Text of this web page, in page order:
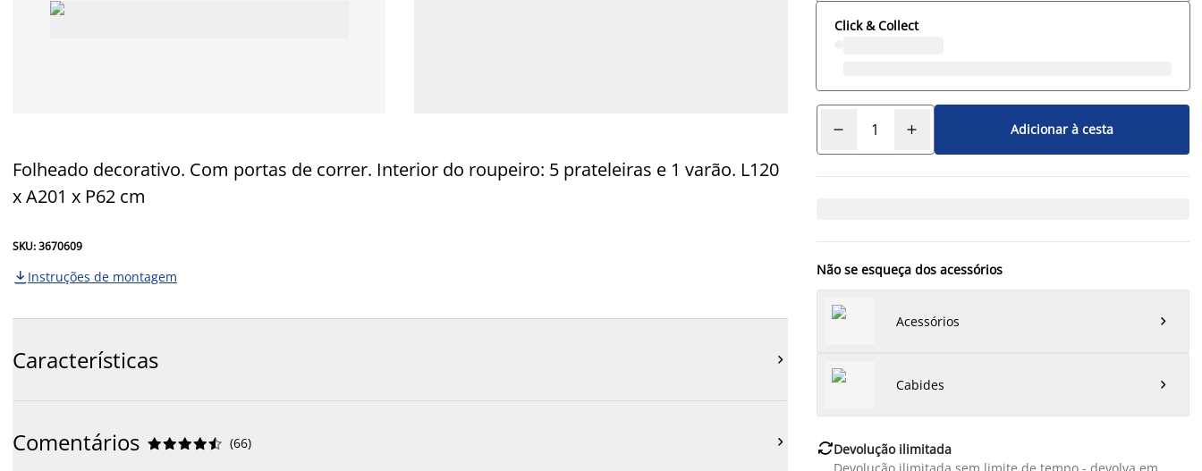
Folheado decorativo. Com portas de correr. Interior do roupeiro: 5 prateleiras e 1 varão. L120
x A201 x P62 cm
SKU: 3670609
 Instruções de montagem
Características 
Comentários 




 (66) 
Click & Collect
Adicionar à cesta
Não se esqueça dos acessórios
Acessórios 
Cabides 
Devolução ilimitada
Devolução ilimitada sem limite de tempo - devolva em